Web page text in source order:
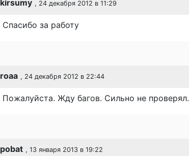
kirsumy , 24 декабря 2012 в 11:29
Спасибо за работу
roaa , 24 декабря 2012 в 22:44
Пожалуйста. Жду багов. Сильно не проверял.
pobat , 13 января 2013 в 19:22